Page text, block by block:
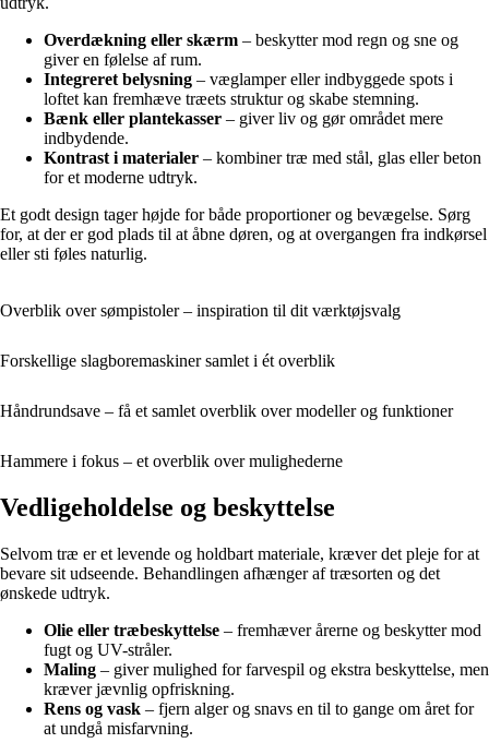
Overdækning eller skærm – beskytter mod regn og sne og
giver en følelse af rum.
Integreret belysning – væglamper eller indbyggede spots i
loftet kan fremhæve træets struktur og skabe stemning.
Bænk eller plantekasser – giver liv og gør området mere
indbydende.
Kontrast i materialer – kombiner træ med stål, glas eller beton
for et moderne udtryk.
Et godt design tager højde for både proportioner og bevægelse. Sørg
for, at der er god plads til at åbne døren, og at overgangen fra indkørsel
eller sti føles naturlig.
Overblik over sømpistoler – inspiration til dit værktøjsvalg
Forskellige slagboremaskiner samlet i ét overblik
Håndrundsave – få et samlet overblik over modeller og funktioner
Hammere i fokus – et overblik over mulighederne
Vedligeholdelse og beskyttelse
Selvom træ er et levende og holdbart materiale, kræver det pleje for at
bevare sit udseende. Behandlingen afhænger af træsorten og det
ønskede udtryk.
Olie eller træbeskyttelse – fremhæver årerne og beskytter mod
fugt og UV-stråler.
Maling – giver mulighed for farvespil og ekstra beskyttelse, men
kræver jævnlig opfriskning.
Rens og vask – fjern alger og snavs en til to gange om året for
at undgå misfarvning.